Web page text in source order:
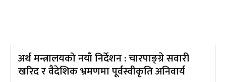
अर्थ मन्त्रालयको नयाँ निर्देशन : चारपाङ्ग्रे सवारी
खरिद र वैदेशिक भ्रमणमा पूर्वस्वीकृति अनिवार्य